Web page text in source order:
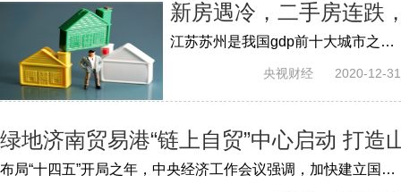
新房遇冷，二手房连跌
江苏苏州是我国gdp前十大城市之一，素有“最强地级市”之称。今年长三角主要城市的楼市都保持了一定热度，但苏州却传出房价下跌的消息。今...
央视财经 2020-12-31
绿地济南贸易港“链上自贸”中心启动 打造
布局“十四五”开局之年，中央经济工作会议强调，加快建立国内大循环、国内国际双循环新发展格局，绿地持续加速全球商品贸易港在全国核心城...